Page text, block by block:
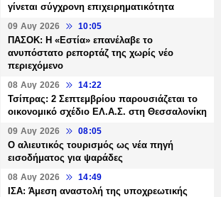
γίνεται σύγχρονη επιχειρηματικότητα
09 Αυγ 2026 10:05
ΠΑΣΟΚ: Η «Εστία» επανέλαβε το
ανυπόστατο ρεπορτάζ της χωρίς νέο
περιεχόμενο
08 Αυγ 2026 14:22
Τσίπρας: 2 Σεπτεμβρίου παρουσιάζεται το
οικονομικό σχέδιο ΕΛ.Α.Σ. στη Θεσσαλονίκη
09 Αυγ 2026 08:05
Ο αλιευτικός τουρισμός ως νέα πηγή
εισοδήματος για ψαράδες
08 Αυγ 2026 14:49
ΙΣΑ: Άμεση αναστολή της υποχρεωτικής